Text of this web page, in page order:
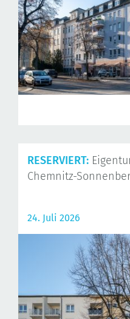
RESERVIERT:
Chemnitz-
24. Juli 2026